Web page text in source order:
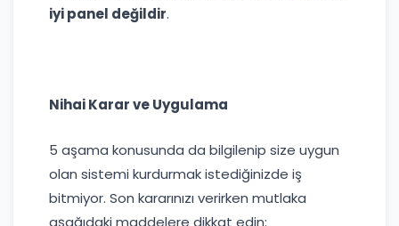
iyi panel değildir.
Nihai Karar ve Uygulama
5 aşama konusunda da bilgilenip size uygun
olan sistemi kurdurmak istediğinizde iş
bitmiyor. Son kararınızı verirken mutlaka
aşağıdaki maddelere dikkat edin: